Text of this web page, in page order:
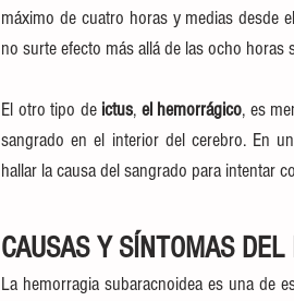
máximo de cuatro horas y medias desde
no surte efecto más allá de las ocho horas
El otro tipo de ictus, el hemorrágico, es
sangrado en el interior del cerebro. En
hallar la causa del sangrado para intentar
CAUSAS Y SÍNTOMAS DEL
La hemorragia subaracnoidea es una de